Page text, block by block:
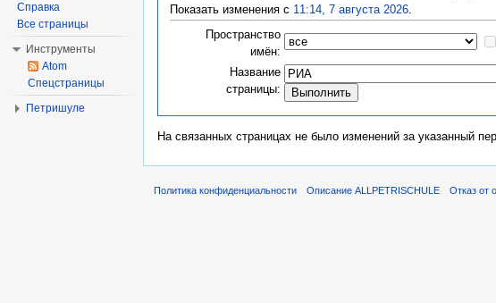
Показать изменения с 11:14, 7 августа 2026.
Пространство
имён:
Название
страницы:
На связанных страницах не было изменений за указанный
Справка
Все страницы
Инструменты
Atom
Спецстраницы
Петришуле
Политика конфиденциальности Описание ALLPETRISCHULE Отказ от